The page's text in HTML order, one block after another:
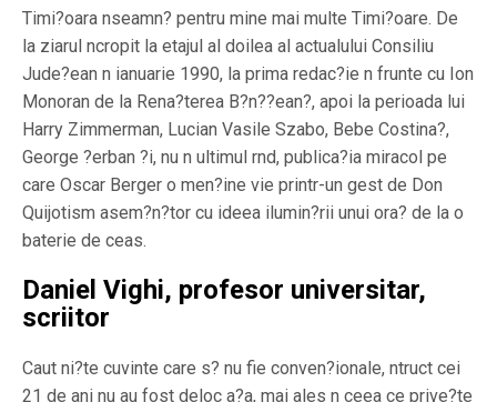
Timi?oara nseamn? pentru mine mai multe Timi?oare. De
la ziarul ncropit la etajul al doilea al actualului Consiliu
Jude?ean n ianuarie 1990, la prima redac?ie n frunte cu Ion
Monoran de la Rena?terea B?n??ean?, apoi la perioada lui
Harry Zimmerman, Lucian Vasile Szabo, Bebe Costina?,
George ?erban ?i, nu n ultimul rnd, publica?ia miracol pe
care Oscar Berger o men?ine vie printr-un gest de Don
Quijotism asem?n?tor cu ideea ilumin?rii unui ora? de la o
baterie de ceas.
Daniel Vighi, profesor universitar,
scriitor
Caut ni?te cuvinte care s? nu fie conven?ionale, ntruct cei
21 de ani nu au fost deloc a?a, mai ales n ceea ce prive?te